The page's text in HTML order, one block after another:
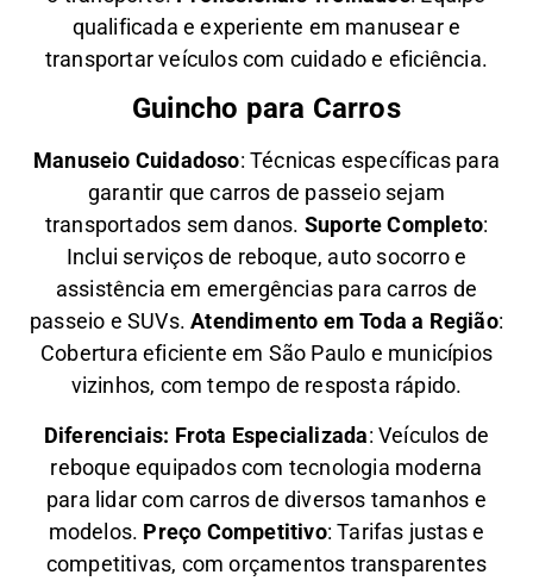
qualificada e experiente em manusear e
transportar veículos com cuidado e eficiência.
Guincho para Carros
Manuseio Cuidadoso: Técnicas específicas para
garantir que carros de passeio sejam
transportados sem danos. Suporte Completo:
Inclui serviços de reboque, auto socorro e
assistência em emergências para carros de
passeio e SUVs.Atendimento em Toda a Região:
Cobertura eficiente em São Paulo e municípios
vizinhos, com tempo de resposta rápido.
Diferenciais: Frota Especializada: Veículos de
reboque equipados com tecnologia moderna
para lidar com carros de diversos tamanhos e
modelos. Preço Competitivo: Tarifas justas e
competitivas, com orçamentos transparentes